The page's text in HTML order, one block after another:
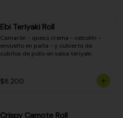
Ebi Teriyaki Roll
Camarón - queso crema - cebollín -
envuelto en palta - y cubierto de
cubitos de pollo en salsa teriyaki
$8.200
Crispy Camote Roll